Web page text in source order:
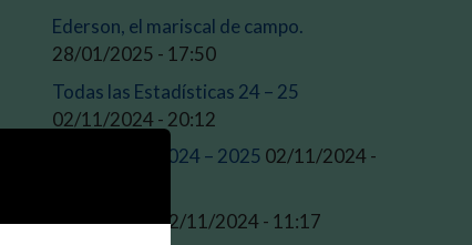
Ederson, el mariscal de campo.
28/01/2025 - 17:50
Todas las Estadísticas 24 – 25
02/11/2024 - 20:12
Estadísticas 2024 – 2025 02/11/2024 -
Pronosticos02/11/2024 - 11:17